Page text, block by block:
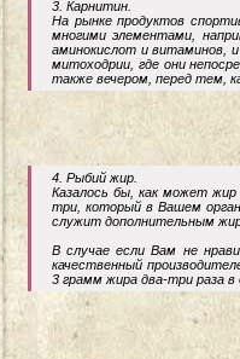
3. Карнитин.
На рынке продуктов
многими элементами,
аминокислот и витаминов,
митоходрии, где они
также вечером, перед тем,
4. Рыбий жир.
Казалось бы, как может
три, который в Вашем
служит дополнительным
В случае если Вам не
качественный
3 грамм жира два-три раза в